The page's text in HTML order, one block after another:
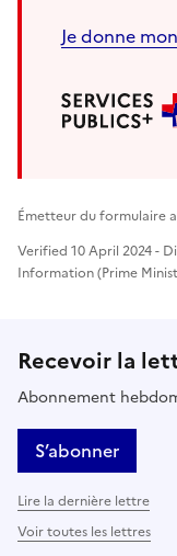
Je donne
Émetteur du formulaire
Verified 10 April 2024 -
Information (Prime
Recevoir la
Abonnement
S’abonner
Lire la dernière lettre
Voir toutes les lettres